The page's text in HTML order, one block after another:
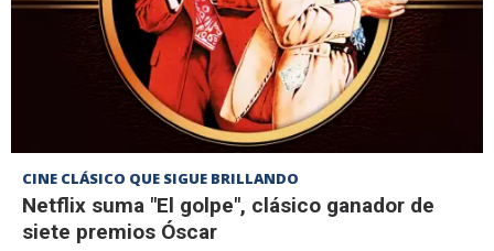
CINE CLÁSICO QUE SIGUE BRILLANDO
Netflix suma "El golpe", clásico ganador de
siete premios Óscar